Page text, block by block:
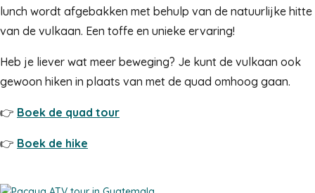
lunch wordt afgebakken met behulp van de natuurlijke hitte
van de vulkaan. Een toffe en unieke ervaring!
Heb je liever wat meer beweging? Je kunt de vulkaan ook
gewoon hiken in plaats van met de quad omhoog gaan.
👉 Boek de quad tour
👉 Boek de hike